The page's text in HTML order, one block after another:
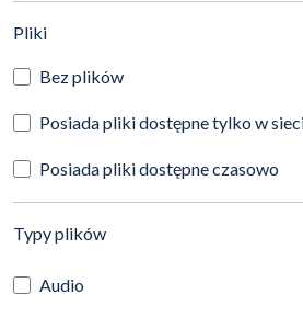
Pliki(automatyczne przeładowanie
Bez plików
Posiada pliki dostępne tylko w
Posiada pliki dostępne czasowo
Typy plików(automatyczne
Audio